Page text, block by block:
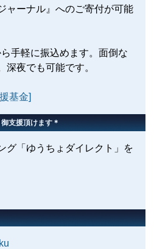
ャーナル』へのご寄付が可能
手軽に振込めます。面倒な
深夜でも可能です。
基金]
支援頂けます＊
グ「ゆうちょダイレクト」を